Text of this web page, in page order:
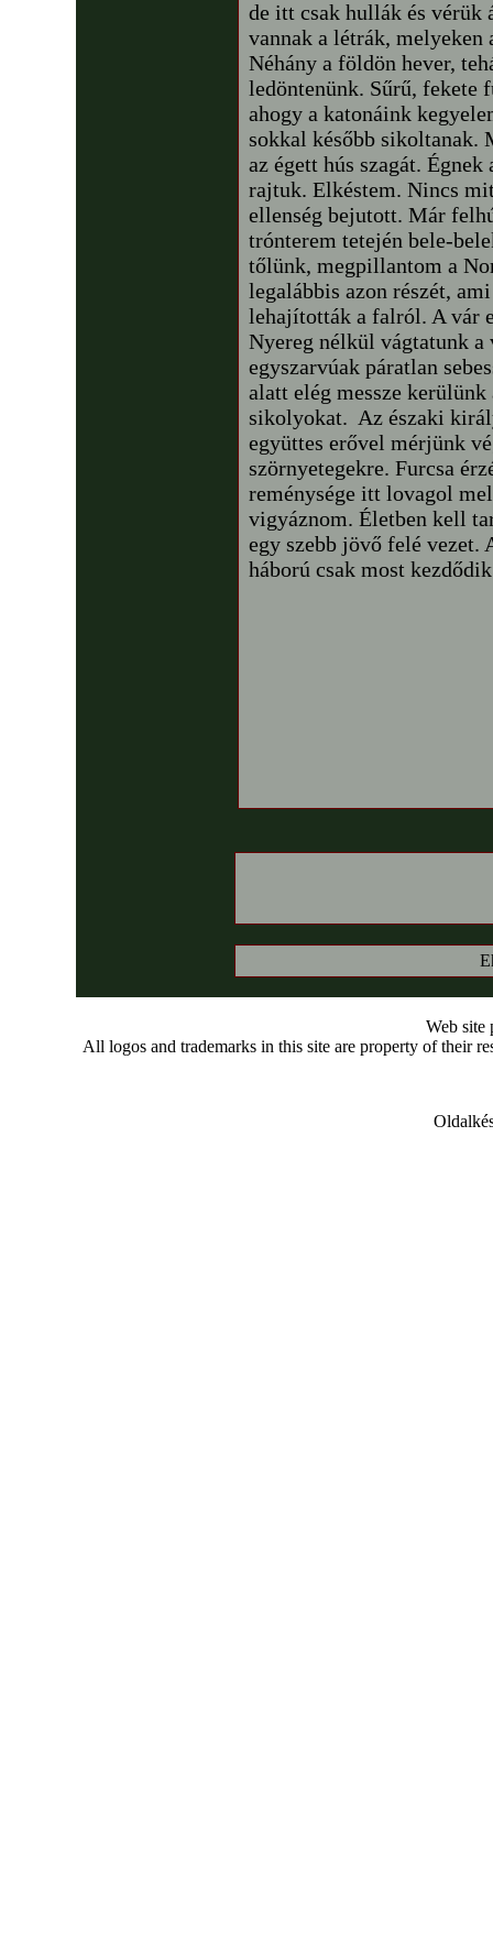
de itt csak hullák és vérük
vannak a létrák,
Néhány a földön hever,
ledöntenünk. Sűrű, fekete
ahogy a katonáink
sokkal később sikoltanak.
az égett hús szagát.
rajtuk. Elkéstem. Nincs
ellenség bejutott. Már
trónterem tetején bele-
tőlünk, megpillantom a
legalábbis azon részét,
lehajították a falról. A vár
Nyereg nélkül vágtatunk a
egyszarvúak páratlan
alatt elég messze
sikolyokat. Az északi
együttes erővel mérjünk
szörnyetegekre. Furcsa
reménysége itt lovagol
vigyáznom. Életben kell
egy szebb jövő felé vezet.
háború csak most
Web site
All logos and trademarks in this site are property of their